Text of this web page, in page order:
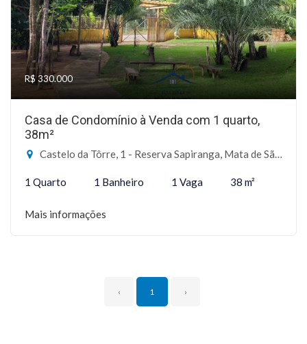
R$ 330.000
Casa de Condomínio à Venda com 1 quarto,
38m²
Castelo da Tôrre, 1 - Reserva Sapiranga, Mata de São João-BA
1 Quarto 1 Banheiro 1 Vaga 38 m²
Mais informações
‹ 1 ›